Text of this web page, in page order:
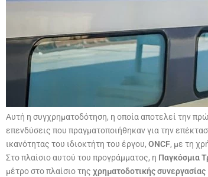
Αυτή η συγχρηματοδότηση, η οποία αποτελεί την
επενδύσεις που πραγματοποιήθηκαν για την
ικανότητας του ιδιοκτήτη του έργου, ONCF, με τη
Στο πλαίσιο αυτού του προγράμματος, η Παγκόσμια
μέτρο στο πλαίσιο της χρηματοδοτικής συνεργασίας